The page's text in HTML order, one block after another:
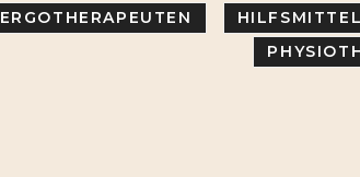
ERGOTHERAPEUTEN HILFSMITTEL